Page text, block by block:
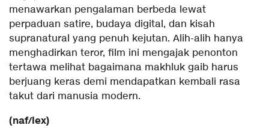
menawarkan pengalaman berbeda lewat
perpaduan satire, budaya digital, dan kisah
supranatural yang penuh kejutan. Alih-alih hanya
menghadirkan teror, film ini mengajak penonton
tertawa melihat bagaimana makhluk gaib harus
berjuang keras demi mendapatkan kembali rasa
takut dari manusia modern.
(naf/lex)